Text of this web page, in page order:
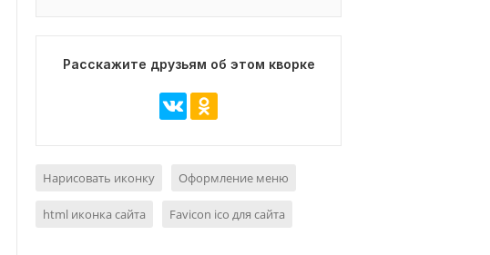
Расскажите друзьям об этом кворке
Нарисовать иконку Оформление меню
html иконка сайта Favicon ico для сайта